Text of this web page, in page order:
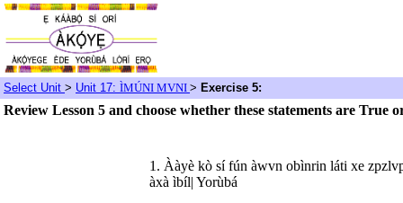
Select Unit > Unit 17: ÌMÚNI MVNI > Exercise 5:
Review Lesson 5 and choose whether these statements are True
1. Ààyè kò sí fún àwvn obìnrin láti xe
àxà ìbíl| Yorùbá